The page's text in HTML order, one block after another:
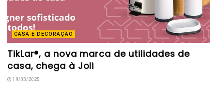
CASA E DECORAÇÃO
TikLar®, a nova marca de utilidades de
casa, chega à Joli
19/03/2025